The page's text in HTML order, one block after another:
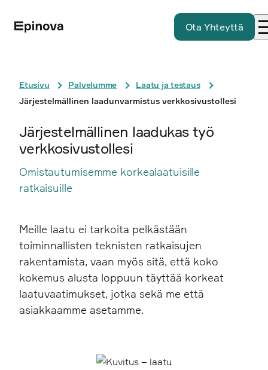
Ota Yhteyttä
Etusivu Palvelumme
Laatu ja testaus
Järjestelmällinen laadunvarmistus verkkosivustollesi
Järjestelmällinen laadukas työ
verkkosivustollesi
Omistautumisemme korkealaatuisille
ratkaisuille
Meille laatu ei tarkoita pelkästään
toiminnallisten teknisten ratkaisujen
rakentamista, vaan myös sitä, että koko
kokemus alusta loppuun täyttää korkeat
laatuvaatimukset, jotka sekä me että
asiakkaamme asetamme.